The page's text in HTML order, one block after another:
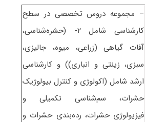
– مجموعه دروس تخصصی در سطح
کارشناسی شامل ۲- (حشره‌شناسی،
آفات گیاهی (زراعی، میوه، جالیزی،
سبزی، زینتی و انباری)) و کارشناسی
ارشد شامل (اکولوژی و کنترل بیولوژیک
حشرات، سم‌شناسی تکمیلی و
فیزیولوژی حشرات، رده‌بندی حشرات و